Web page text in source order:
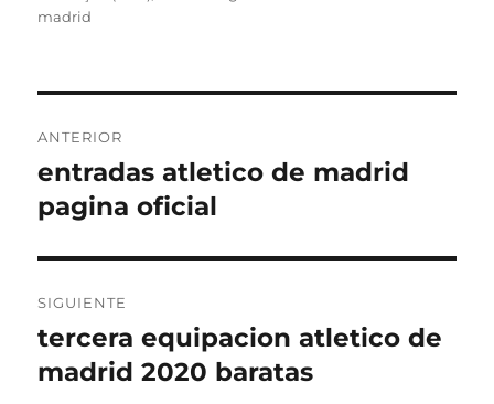
madrid
de
entradas
ANTERIOR
Entrada
anterior:
entradas atletico de madrid
pagina oficial
SIGUIENTE
Entrada
siguiente:
tercera equipacion atletico de
madrid 2020 baratas